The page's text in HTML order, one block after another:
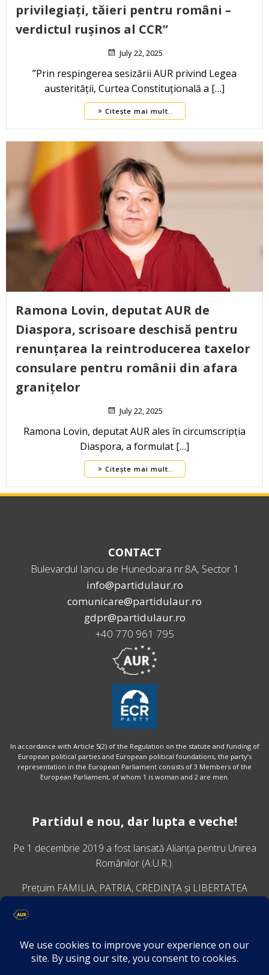
privilegiați, tăieri pentru români –
verdictul rușinos al CCR”
July 22, 2025
”Prin respingerea sesizării AUR privind Legea
austerității, Curtea Constituțională a […]
Citește mai mult..
Ramona Lovin, deputat AUR de
Diaspora, scrisoare deschisă pentru
renunțarea la reintroducerea taxelor
consulare pentru românii din afara
granițelor
July 22, 2025
Ramona Lovin, deputat AUR ales în circumscripția
Diaspora, a formulat […]
Citește mai mult..
CONTACT
Bulevardul Iancu de Hunedoara nr.8A, Sector 1
info@partidulaur.ro
comunicare@partidulaur.ro
gdpr@partidulaur.ro
+40 770 961 795
In accordance with Article 5(2) of the Regulation on the statute and funding of
European political parties and European political foundations, the party’s
representation in the European Parliament consists of 3 Members of the
European Parliament, of whom 1 is woman and 2 are men.
Partidul e nou, dar lupta e veche!
Pe 1 decembrie 2019 a fost lansatăAlianța pentru Unirea
Românilor (A.U.R.).
Prețuim FAMILIA, PATRIA, CREDINȚA și LIBERTATEA
VINO ALĂTURI DE NOI